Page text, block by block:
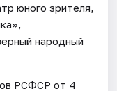
юного зрителя,
народный
РСФСР от 4